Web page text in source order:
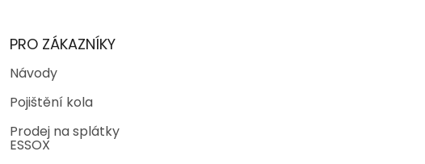
PRO ZÁKAZNÍKY
Návody
Pojištění kola
Prodej na splátky
ESSOX